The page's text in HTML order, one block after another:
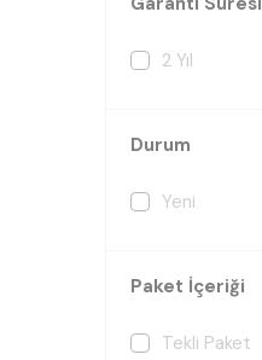
2 Yıl
Durum
Yeni
Paket İçeriği
Tekli Paket